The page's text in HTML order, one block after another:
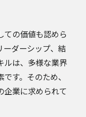
ての価値も認めら
ーダーシップ、結
ルは、多様な業界
す。そのため、
企業に求められて